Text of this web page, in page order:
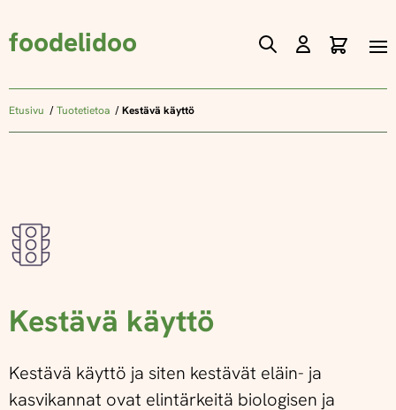
foodelidoo
Skip
Content
Etusivu Tuotetietoa Kestävä käyttö
Kestävä käyttö
Kestävä käyttö ja siten kestävät eläin- ja
kasvikannat ovat elintärkeitä biologisen ja